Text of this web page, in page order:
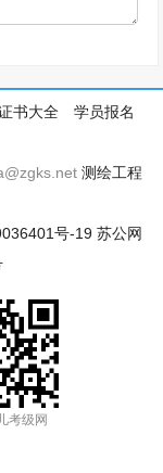
书大全
学员报名
测绘工程
号-19 苏公网
考级网